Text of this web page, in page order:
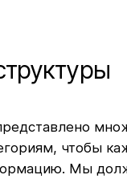
чтобы
Мы